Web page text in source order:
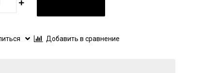
Добавить в сравнение